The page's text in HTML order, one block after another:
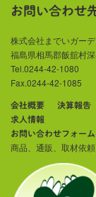
お問い合わせ
株式会社までいガー
福島県相馬郡飯舘村
Tel.0244-42-1080
Fax.0244-42-1085
会社概要
決算報告
求人情報
お問い合わせフォーム
商品、通販、取材依